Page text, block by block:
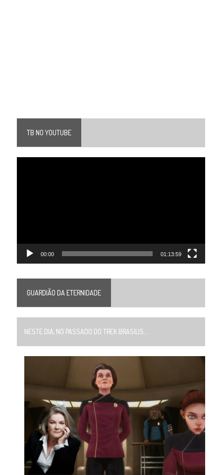
TB NO YOUTUBE
00:00 01:13:59
GUARDIÃO DA ETERNIDADE
NESTE DIA, NO PASSADO DO TREK BRASILIS...